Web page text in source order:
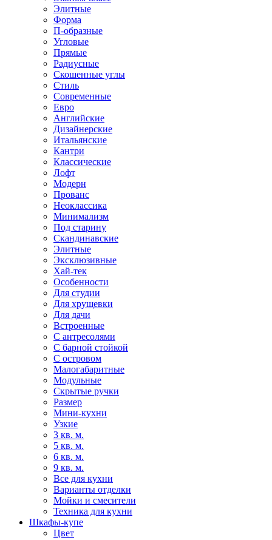
Элитные
Форма
П-образные
Угловые
Прямые
Радиусные
Скошенные углы
Стиль
Современные
Евро
Английские
Дизайнерские
Итальянские
Кантри
Классические
Лофт
Модерн
Прованс
Неоклассика
Минимализм
Под старину
Скандинавские
Элитные
Эксклюзивные
Хай-тек
Особенности
Для студии
Для хрущевки
Для дачи
Встроенные
С антресолями
С барной стойкой
С островом
Малогабаритные
Модульные
Скрытые ручки
Размер
Мини-кухни
Узкие
3 кв. м.
5 кв. м.
6 кв. м.
9 кв. м.
Все для кухни
Варианты отделки
Мойки и смесители
Техника для кухни
Шкафы-купе
Цвет